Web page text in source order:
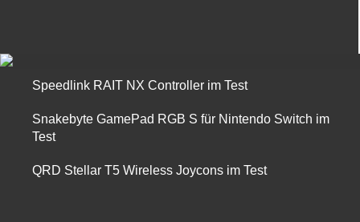
Speedlink RAIT NX Controller im Test
Snakebyte GamePad RGB S für Nintendo Switch im
Test
QRD Stellar T5 Wireless Joycons im Test